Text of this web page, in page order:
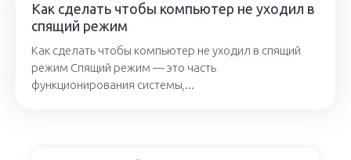
Как сделать чтобы компьютер не уходил в
спящий режим
Как сделать чтобы компьютер не уходил в спящий
режим Спящий режим — это часть
функционирования системы,...